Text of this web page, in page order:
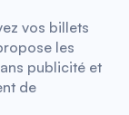
vos billets
les
publicité et
de